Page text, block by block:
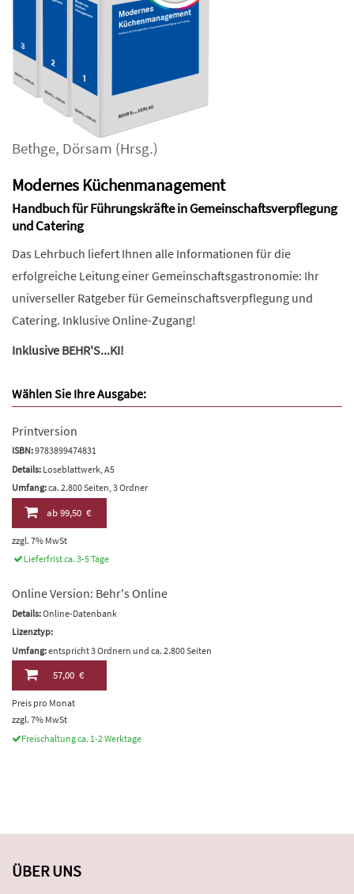
Bethge, Dörsam (Hrsg.)
Modernes Küchenmanagement
Handbuch für Führungskräfte in Gemeinschaftsverpflegung
und Catering
Das Lehrbuch liefert Ihnen alle Informationen für die
erfolgreiche Leitung einer Gemeinschaftsgastronomie: Ihr
universeller Ratgeber für Gemeinschaftsverpflegung und
Catering. Inklusive Online-Zugang!
Inklusive BEHR'S...KI!
Wählen Sie Ihre Ausgabe:
Printversion
ISBN:9783899474831
Details: Loseblattwerk, A5
Umfang:ca. 2.800 Seiten, 3 Ordner
ab99,50 €
zzgl. 7% MwSt
Lieferfrist ca. 3-5 Tage
Online Version: Behr's Online
Details:Online-Datenbank
Lizenztyp:
Umfang:entspricht 3 Ordnern und ca. 2.800 Seiten
57,00 €
Preis pro Monat
zzgl. 7% MwSt
Freischaltung ca. 1-2 Werktage
ÜBER UNS